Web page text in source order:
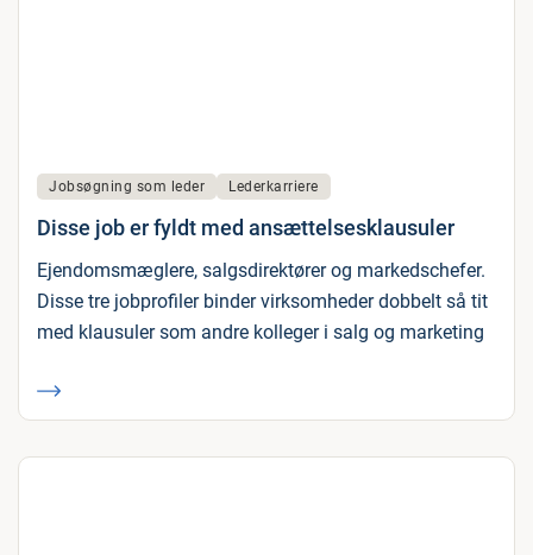
Jobsøgning som leder Lederkarriere
Disse job er fyldt med ansættelsesklausuler
Ejendomsmæglere, salgsdirektører og markedschefer.
Disse tre jobprofiler binder virksomheder dobbelt så tit
med klausuler som andre kolleger i salg og marketing